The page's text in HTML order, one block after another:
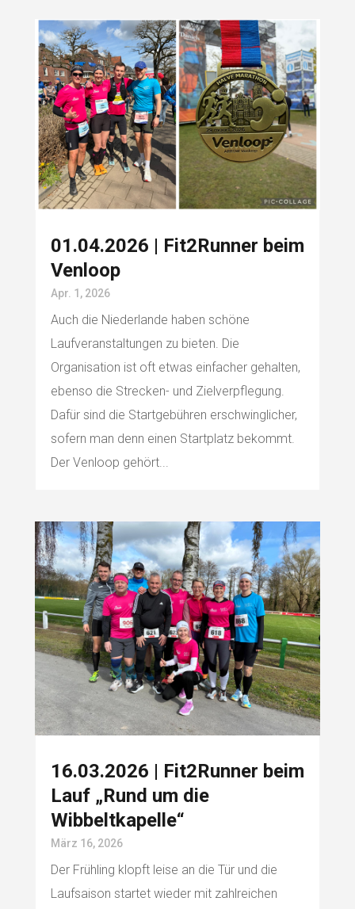
01.04.2026 | Fit2Runner beim
Venloop
Apr. 1, 2026
Auch die Niederlande haben schöne
Laufveranstaltungen zu bieten. Die
Organisation ist oft etwas einfacher gehalten,
ebenso die Strecken- und Zielverpflegung.
Dafür sind die Startgebühren erschwinglicher,
sofern man denn einen Startplatz bekommt.
Der Venloop gehört...
16.03.2026 | Fit2Runner beim
Lauf „Rund um die
Wibbeltkapelle“
März 16, 2026
Der Frühling klopft leise an die Tür und die
Laufsaison startet wieder mit zahlreichen